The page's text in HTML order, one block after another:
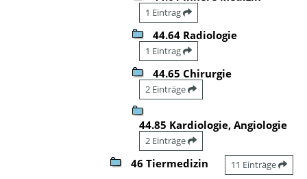
1 Eintrag
44.64 Radiologie
1 Eintrag
44.65 Chirurgie
2 Einträge
44.85 Kardiologie, Angiologie
2 Einträge
46 Tiermedizin 11 Einträge